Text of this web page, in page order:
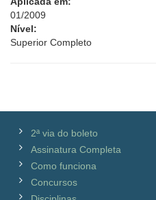
01/2009
Nível:
Superior Completo
2ª via do boleto
Assinatura Completa
Como funciona
Concursos